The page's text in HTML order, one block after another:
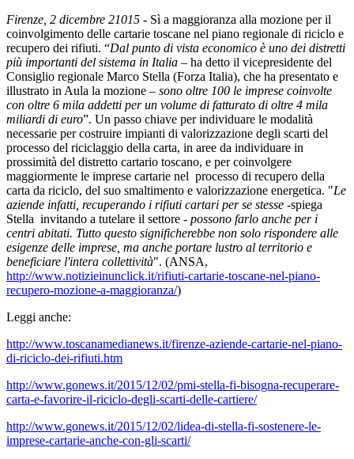
Firenze, 2 dicembre 21015 - Sì a maggioranza alla mozione per il
coinvolgimento delle cartarie toscane nel piano regionale di riciclo e
recupero dei rifiuti. “Dal punto di vista economico è uno dei distretti
più importanti del sistema in Italia – ha detto il vicepresidente del
Consiglio regionale Marco Stella (Forza Italia), che ha presentato e
illustrato in Aula la mozione – sono oltre 100 le imprese coinvolte
con oltre 6 mila addetti per un volume di fatturato di oltre 4 mila
miliardi di euro”. Un passo chiave per individuare le modalità
necessarie per costruire impianti di valorizzazione degli scarti del
processo del riciclaggio della carta, in aree da individuare in
prossimità del distretto cartario toscano, e per coinvolgere
maggiormente le imprese cartarie nel processo di recupero della
carta da riciclo, del suo smaltimento e valorizzazione energetica. "Le
aziende infatti, recuperando i rifiuti cartari per se stesse -spiega
Stella invitando a tutelare il settore - possono farlo anche per i
centri abitati. Tutto questo significherebbe non solo rispondere alle
esigenze delle imprese, ma anche portare lustro al territorio e
beneficiare l'intera collettività". (ANSA,
http://www.notizieinunclick.it/rifiuti-cartarie-toscane-nel-piano-
recupero-mozione-a-maggioranza/)
Leggi anche:
http://www.toscanamedianews.it/firenze-aziende-cartarie-nel-piano-
di-riciclo-dei-rifiuti.htm
http://www.gonews.it/2015/12/02/pmi-stella-fi-bisogna-recuperare-
carta-e-favorire-il-riciclo-degli-scarti-delle-cartiere/
http://www.gonews.it/2015/12/02/lidea-di-stella-fi-sostenere-le-
imprese-cartarie-anche-con-gli-scarti/